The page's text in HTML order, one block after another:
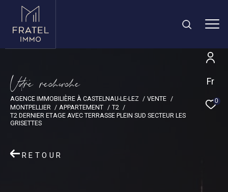
Fr
0
Vore recece
AGENCE IMMOBILIÈRE À CASTELNAU-LE-LEZ
VENTE
MONTPELLIER
APPARTEMENT
T2
T2 DERNIER ETAGE AVEC TERRASSE PLEIN SUD SECTEUR LES
GRISETTES
RETOUR